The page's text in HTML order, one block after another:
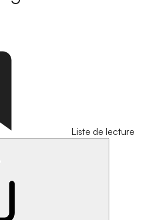
Liste de lecture